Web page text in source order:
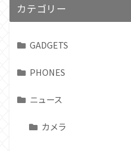
カテゴリー
GADGETS
PHONES
ニュース
カメラ